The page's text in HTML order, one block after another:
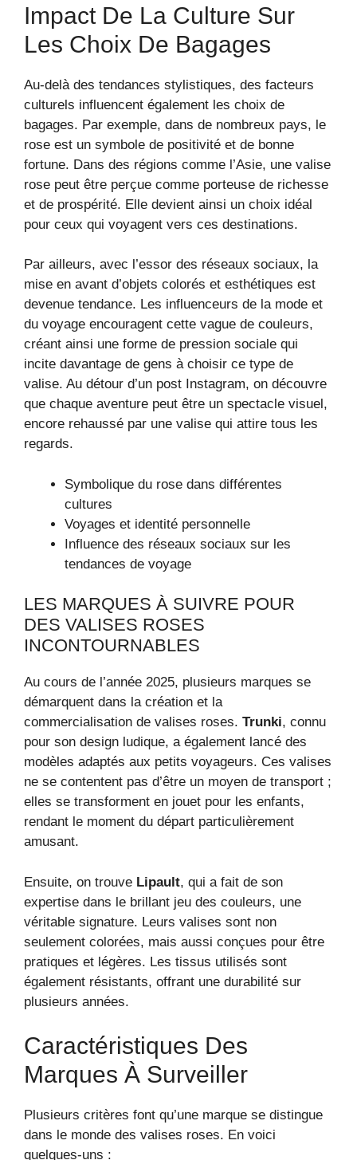
Impact De La Culture Sur
Les Choix De Bagages
Au-delà des tendances stylistiques, des facteurs
culturels influencent également les choix de
bagages. Par exemple, dans de nombreux pays, le
rose est un symbole de positivité et de bonne
fortune. Dans des régions comme l’Asie, une valise
rose peut être perçue comme porteuse de richesse
et de prospérité. Elle devient ainsi un choix idéal
pour ceux qui voyagent vers ces destinations.
Par ailleurs, avec l’essor des réseaux sociaux, la
mise en avant d’objets colorés et esthétiques est
devenue tendance. Les influenceurs de la mode et
du voyage encouragent cette vague de couleurs,
créant ainsi une forme de pression sociale qui
incite davantage de gens à choisir ce type de
valise. Au détour d’un post Instagram, on découvre
que chaque aventure peut être un spectacle visuel,
encore rehaussé par une valise qui attire tous les
regards.
Symbolique du rose dans différentes
cultures
Voyages et identité personnelle
Influence des réseaux sociaux sur les
tendances de voyage
LES MARQUES À SUIVRE POUR
DES VALISES ROSES
INCONTOURNABLES
Au cours de l’année 2025, plusieurs marques se
démarquent dans la création et la
commercialisation de valises roses. Trunki, connu
pour son design ludique, a également lancé des
modèles adaptés aux petits voyageurs. Ces valises
ne se contentent pas d’être un moyen de transport ;
elles se transforment en jouet pour les enfants,
rendant le moment du départ particulièrement
amusant.
Ensuite, on trouve Lipault, qui a fait de son
expertise dans le brillant jeu des couleurs, une
véritable signature. Leurs valises sont non
seulement colorées, mais aussi conçues pour être
pratiques et légères. Les tissus utilisés sont
également résistants, offrant une durabilité sur
plusieurs années.
Caractéristiques Des
Marques À Surveiller
Plusieurs critères font qu’une marque se distingue
dans le monde des valises roses. En voici
quelques-uns :